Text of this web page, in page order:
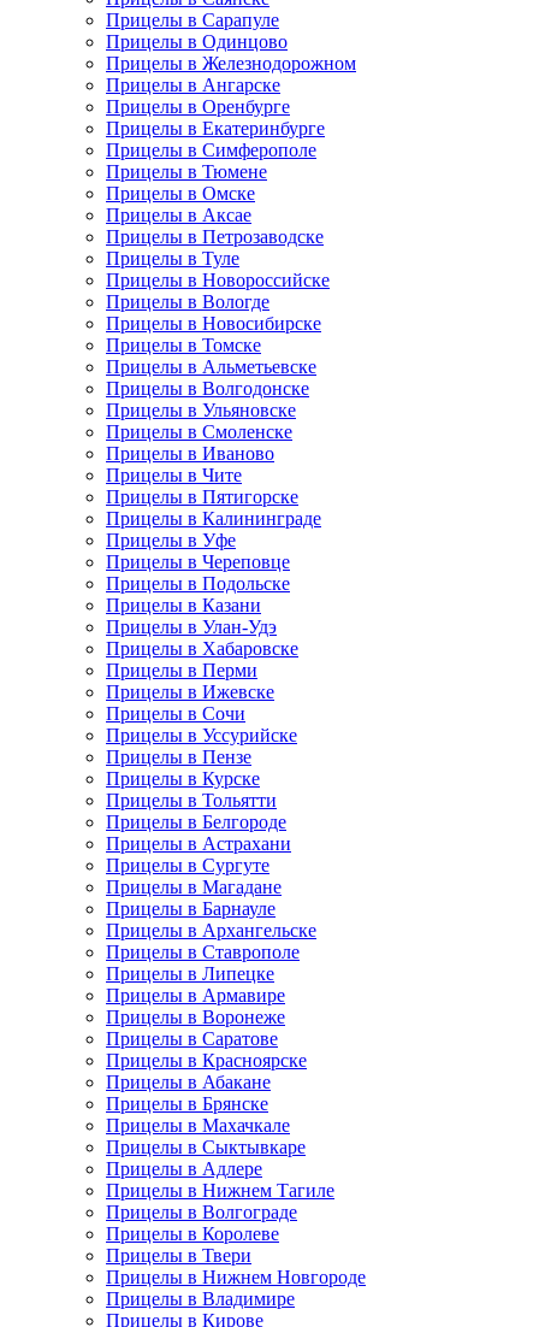
Прицелы в Сарапуле
Прицелы в Одинцово
Прицелы в Железнодорожном
Прицелы в Ангарске
Прицелы в Оренбурге
Прицелы в Екатеринбурге
Прицелы в Симферополе
Прицелы в Тюмене
Прицелы в Омске
Прицелы в Аксае
Прицелы в Петрозаводске
Прицелы в Туле
Прицелы в Новороссийске
Прицелы в Вологде
Прицелы в Новосибирске
Прицелы в Томске
Прицелы в Альметьевске
Прицелы в Волгодонске
Прицелы в Ульяновске
Прицелы в Смоленске
Прицелы в Иваново
Прицелы в Чите
Прицелы в Пятигорске
Прицелы в Калининграде
Прицелы в Уфе
Прицелы в Череповце
Прицелы в Подольске
Прицелы в Казани
Прицелы в Улан-Удэ
Прицелы в Хабаровске
Прицелы в Перми
Прицелы в Ижевске
Прицелы в Сочи
Прицелы в Уссурийске
Прицелы в Пензе
Прицелы в Курске
Прицелы в Тольятти
Прицелы в Белгороде
Прицелы в Астрахани
Прицелы в Сургуте
Прицелы в Магадане
Прицелы в Барнауле
Прицелы в Архангельске
Прицелы в Ставрополе
Прицелы в Липецке
Прицелы в Армавире
Прицелы в Воронеже
Прицелы в Саратове
Прицелы в Красноярске
Прицелы в Абакане
Прицелы в Брянске
Прицелы в Махачкале
Прицелы в Сыктывкаре
Прицелы в Адлере
Прицелы в Нижнем Тагиле
Прицелы в Волгограде
Прицелы в Королеве
Прицелы в Твери
Прицелы в Нижнем Новгороде
Прицелы в Владимире
Прицелы в Кирове